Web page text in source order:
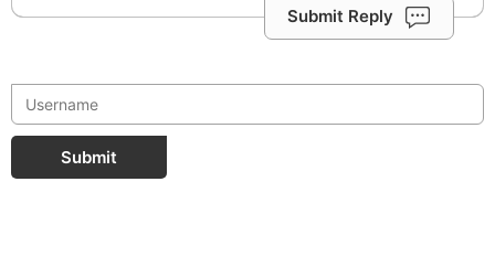
Submit Reply
Submit